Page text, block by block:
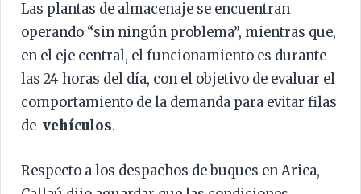
Las plantas de almacenaje se encuentran
operando “sin ningún problema”, mientras que,
en el eje central, el funcionamiento es durante
las 24 horas del día, con el objetivo de evaluar el
comportamiento de la demanda para evitar filas
de vehículos.
Respecto a los despachos de buques en Arica,